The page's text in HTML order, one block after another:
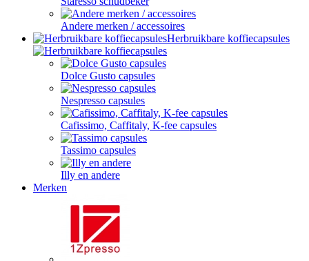
Andere merken / accessoires
Herbruikbare koffiecapsules
Dolce Gusto capsules
Nespresso capsules
Cafissimo, Caffitaly, K-fee capsules
Tassimo capsules
Illy en andere
Merken